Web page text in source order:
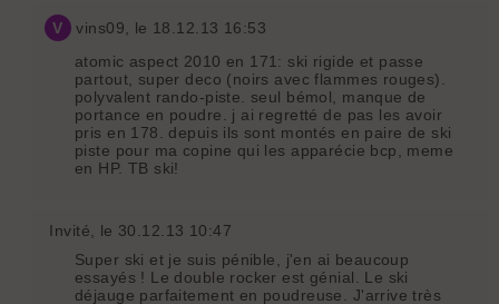
V vins09 , le 18.12.13 16:53
atomic aspect 2010 en 171: ski rigide et passe
partout, super deco (noirs avec flammes rouges).
polyvalent rando-piste. seul bémol, manque de
portance en poudre. j ai regretté de pas les avoir
pris en 178. depuis ils sont montés en paire de ski
piste pour ma copine qui les apparécie bcp, meme
en HP. TB ski!
Invité , le 30.12.13 10:47
Super ski et je suis pénible, j'en ai beaucoup
essayés ! Le double rocker est génial. Le ski
déjauge parfaitement en poudreuse. J'arrive très